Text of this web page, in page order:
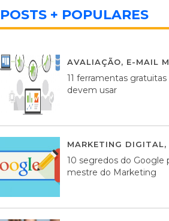
POSTS + POPULARES
AVALIAÇÃO, E-MAIL
11 ferramentas
devem usar
MARKETING DIGITAL,
10 segredos do Google
mestre do Marketing